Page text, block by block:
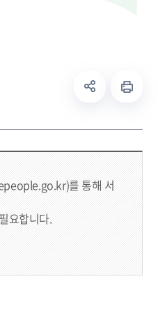
를 통해 서
요합니다.